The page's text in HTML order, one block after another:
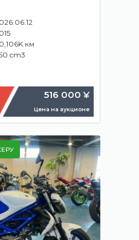
км
cm3
516 000 ¥
Цена на аукционе